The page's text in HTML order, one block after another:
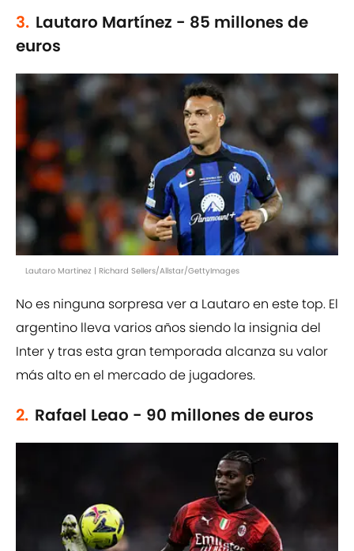
3. Lautaro Martínez - 85 millones de
euros
Lautaro Martinez | Richard Sellers/Allstar/GettyImages
No es ninguna sorpresa ver a Lautaro en este top. El
argentino lleva varios años siendo la insignia del
Inter y tras esta gran temporada alcanza su valor
más alto en el mercado de jugadores.
2. Rafael Leao - 90 millones de euros